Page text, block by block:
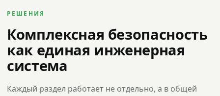
РЕШЕНИЯ
Комплексная безопасность
как единая инженерная
система
Каждый раздел работает не отдельно, а в общей